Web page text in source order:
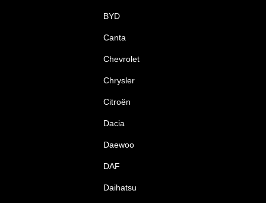
BYD
Canta
Chevrolet
Chrysler
Citroën
Dacia
Daewoo
DAF
Daihatsu